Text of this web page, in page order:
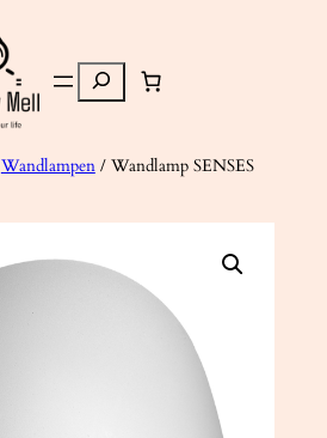
Zoeken
Wandlampen/ Wandlamp SENSES